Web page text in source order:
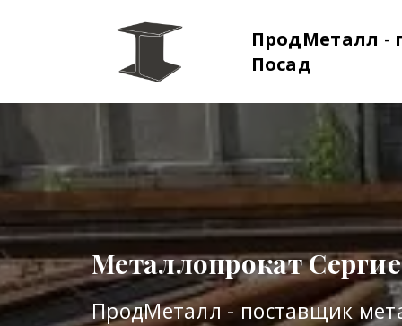
ПродМеталл -
Посад
Металлопрокат
ПродМеталл - поставщик